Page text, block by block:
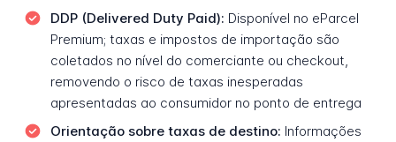
DDP (Delivered Duty Paid): Disponível no eParcel
Premium; taxas e impostos de importação são
coletados no nível do comerciante ou checkout,
removendo o risco de taxas inesperadas
apresentadas ao consumidor no ponto de entrega
Orientação sobre taxas de destino: Informações